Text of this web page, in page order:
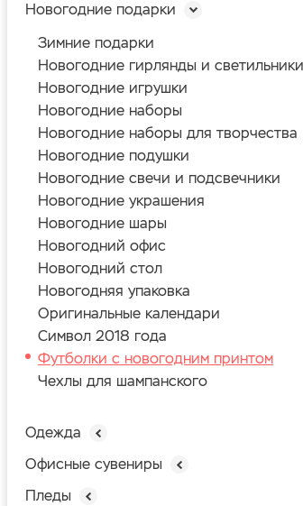
Новогодние подарки
Зимние подарки
Новогодние гирлянды и светильники
Новогодние игрушки
Новогодние наборы
Новогодние наборы для творчества
Новогодние подушки
Новогодние свечи и подсвечники
Новогодние украшения
Новогодние шары
Новогодний офис
Новогодний стол
Новогодняя упаковка
Оригинальные календари
Символ 2018 года
Футболки с новогодним принтом
Чехлы для шампанского
Одежда
Офисные сувениры
Пледы